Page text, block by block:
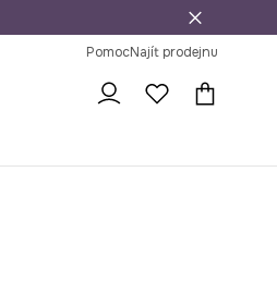
PomocNajít prodejnu